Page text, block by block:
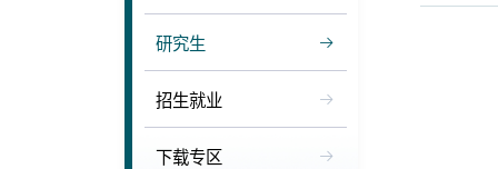
研究生
招生就业
下载专区